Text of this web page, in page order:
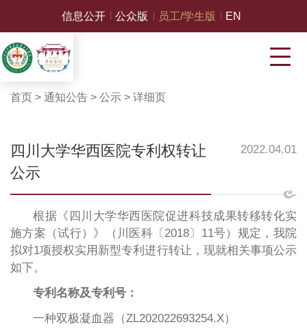
信息公开 公众版 员工/学生版 EN
首页 > 通知公告> 公示> 详细页
四川大学华西医院专利权转让
公示
2022.04.01
根据《四川大学华西医院促进科技成果转移转化实
施方案（试行）》（川医科〔2018〕11号）规定，我院
拟对1项授权实用新型专利进行转让，现就相关事项公示
如下。
专利名称及专利号：
一种双极凝血器（ZL202022693254.X）